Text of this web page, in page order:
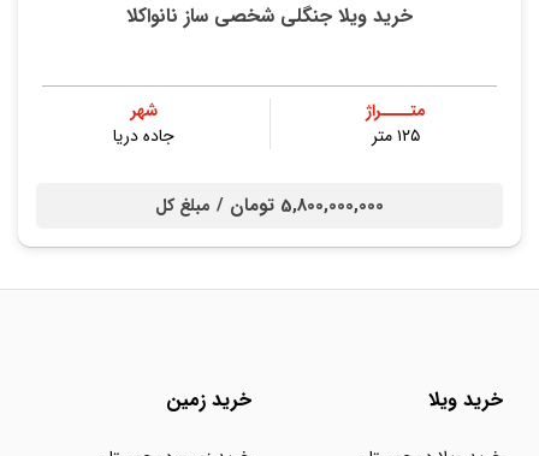
خرید ویلا جنگلی شخصی ساز نانواکلا
متــــراژ
۱۲۵ متر
شهر
جاده دریا
5,800,000,000 تومان / مبلغ کل
خرید ویلا خرید زمین